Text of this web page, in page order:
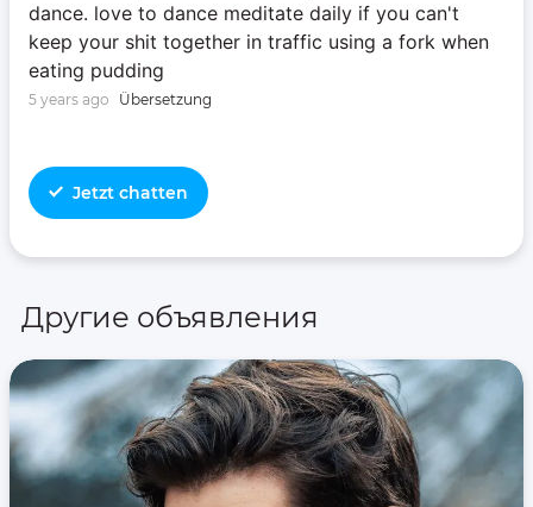
dance. love to dance meditate daily if you can't
keep your shit together in traffic using a fork when
eating pudding
5 years ago Übersetzung
Jetzt chatten
Другие объявления